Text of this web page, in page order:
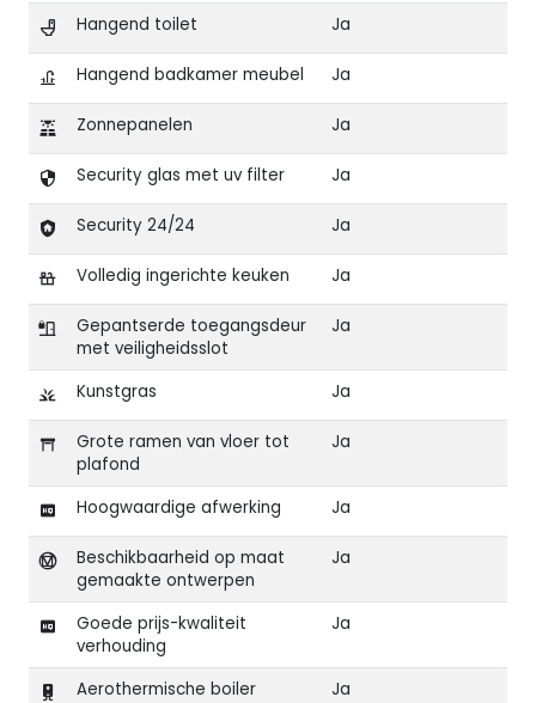
Hangend toilet Ja
Hangend badkamer meubel Ja
Zonnepanelen Ja
Security glas met uv filter Ja
Security 24/24 Ja
Volledig ingerichte keuken Ja
Gepantserde toegangsdeur
met veiligheidsslot
Ja
Kunstgras Ja
Grote ramen van vloer tot
plafond
Ja
Hoogwaardige afwerking Ja
Beschikbaarheid op maat
gemaakte ontwerpen
Ja
Goede prijs-kwaliteit
verhouding
Ja
Aerothermische boiler Ja